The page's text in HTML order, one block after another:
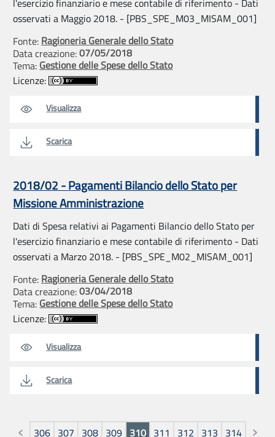
osservati a Maggio 2018. - [PBS_SPE_M03_MISAM_001]
Fonte: Ragioneria Generale dello Stato
Data creazione:07/05/2018
Tema: Gestione delle Spese dello Stato
Licenze:
Visualizza
Scarica
2018/02 - Pagamenti Bilancio dello Stato per
Missione Amministrazione
Dati di Spesa relativi ai Pagamenti Bilancio dello Stato per
l'esercizio finanziario e mese contabile di riferimento - Dati
osservati a Marzo 2018. - [PBS_SPE_M02_MISAM_001]
Fonte: Ragioneria Generale dello Stato
Data creazione:03/04/2018
Tema: Gestione delle Spese dello Stato
Licenze:
Visualizza
Scarica
Pagine
306 307 308 309 310 311 312 313 314